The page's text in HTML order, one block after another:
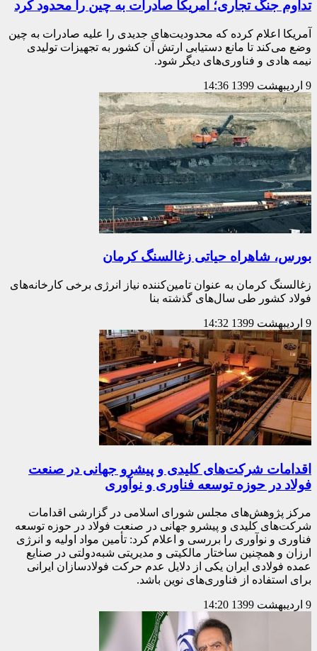
تداوم جنگ تجاری؛ آمریکا صادرات به چین را محدود کرد
آمریکا اعلام کرده که محدودیت‌های جدیدی را علیه صادرات به چین
وضع می‌کند تا مانع دستیابی ارتش آن کشور به تجهیزات تولیدی
نیمه هادی و فناوری‌های دیگر شود.
9 اردیبهشت 1399 14:36
بورس، شاهراه حیاتی زغالسنگ کرمان
زغالسنگ کرمان به عنوان تامین‌کننده نیاز انرژی برخی کارخانه‌های
فولاد کشور طی سال‌های گذشته بنا
9 اردیبهشت 1399 14:32
اقدامات شرکت‌های کلیدی و پیشرو جهانی در صنعت
فولاد در حوزه توسعه فناوری و نوآوری
مرکز پژوهش‌های مجلس شورای اسلامی در گزارشی اقدامات
شرکت‌های کلیدی و پیشرو جهانی در صنعت فولاد در حوزه توسعه
فناوری و نوآوری را بررسی و اعلام کرد: تأمین مواد اولیه و انرژی
ارزان و همچنین ساختار مالکیتی و مدیریتی شبه‌دولتی در صنایع
عمده فولادی ایران یکی از دلایل عدم حرکت فولادسازان ایرانی
برای استفاده از فناوری‌های نوین باشد.
9 اردیبهشت 1399 14:20